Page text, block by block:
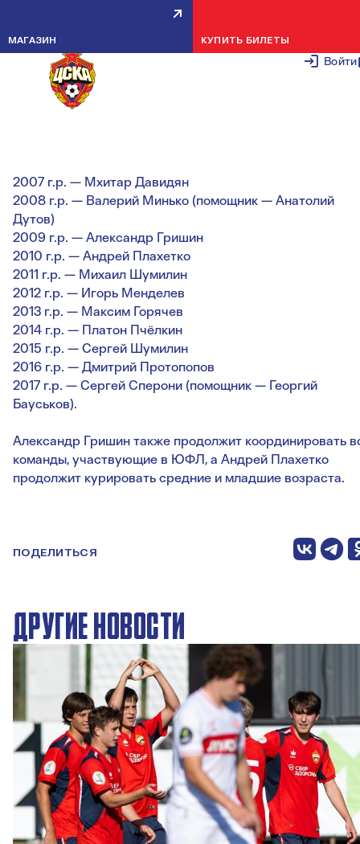
Войти
МАГАЗИН КУПИТЬ БИЛЕТЫ
УТВЕРЖДЕН ТРЕНЕРСКИЙ
СОСТАВ АКАДЕМИИ ПФК ЦСКА
НА 2024 ГОД
2007 г.р. — Мхитар Давидян
2008 г.р. — Валерий Минько (помощник — Анатолий
Дутов)
2009 г.р. — Александр Гришин
2010 г.р. — Андрей Плахетко
2011 г.р. — Михаил Шумилин
2012 г.р. — Игорь Менделев
2013 г.р. — Максим Горячев
2014 г.р. — Платон Пчёлкин
2015 г.р. — Сергей Шумилин
2016 г.р. — Дмитрий Протопопов
2017 г.р. — Сергей Сперони (помощник — Георгий
Бауськов).
Александр Гришин также продолжит координировать
команды, участвующие в ЮФЛ, а Андрей Плахетко
продолжит курировать средние и младшие возраста.
ПОДЕЛИТЬСЯ
ДРУГИЕ НОВОСТИ